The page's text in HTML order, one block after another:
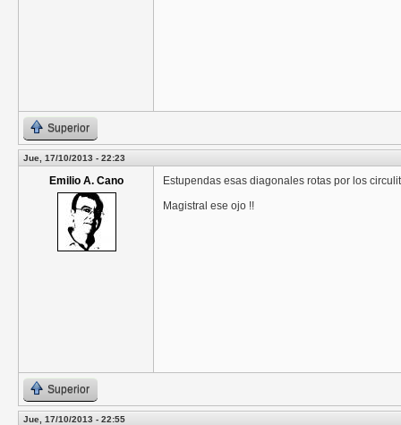
Superior
Jue, 17/10/2013 - 22:23
Emilio A. Cano
Estupendas esas diagonales rotas por los
Magistral ese ojo !!
Superior
Jue, 17/10/2013 - 22:55